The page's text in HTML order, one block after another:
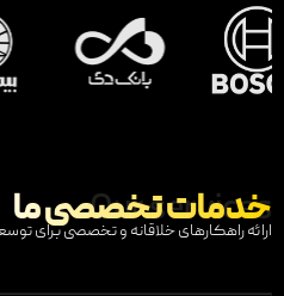
Our services
خدمات تخصصی ما
ارائه راهکارهای خلاقانه و تخصصی برای